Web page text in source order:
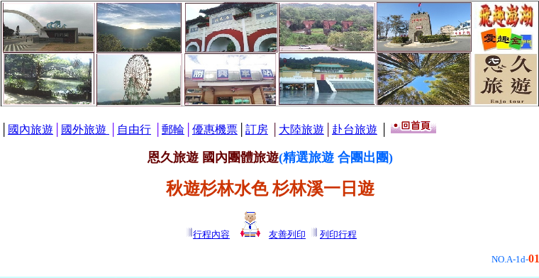
國內旅遊 國外旅遊 自由行 郵輪 優惠機票 訂房 大陸旅遊 赴台旅遊
恩久旅遊 國內團體旅遊(精選旅遊 合團出團)
秋遊杉林水色 杉林溪一日遊
行程內容 友善列印 列印行程
NO.A-1d-01